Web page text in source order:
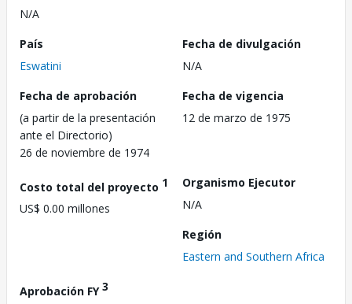
N/A
País
Eswatini
Fecha de divulgación
N/A
Fecha de aprobación
(a partir de la presentación
ante el Directorio)
26 de noviembre de 1974
Fecha de vigencia
12 de marzo de 1975
Costo total del proyecto 1
US$ 0.00 millones
Organismo Ejecutor
N/A
Región
Eastern and Southern Africa
Aprobación FY3